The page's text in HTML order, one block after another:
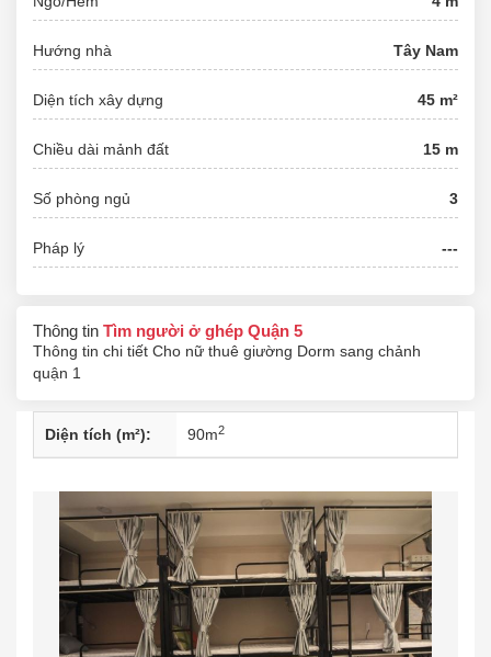
Hướng nhà Tây Nam
Diện tích xây dựng 45 m²
Chiều dài mảnh đất 15 m
Số phòng ngủ 3
Pháp lý ---
Thông tin Tìm người ở ghép Quận 5
Thông tin chi tiết Cho nữ thuê giường Dorm sang chảnh
quận 1
Diện tích (m²): 90m2